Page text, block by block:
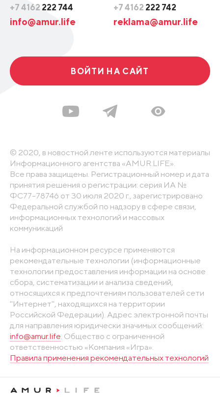
+7 4162 222 744
info@amur.life
+7 4162 222 742
reklama@amur.life
ВОЙТИ НА САЙТ
© 2020, в новостной ленте используются материалы
Информационного агентства «AMUR.LIFE».
Все права защищены. Регистрационный номер и дата
принятия решения о регистрации: серия ИА №
ФС77-78746 от 30 июля 2020 г., зарегистрировано
Федеральной службой по надзору в сфере связи,
информационных технологий и массовых
коммуникаций
На информационном ресурсе применяются
рекомендательные технологии (информационные
технологии предоставления информации на основе
сбора, систематизации и анализа сведений,
относящихся к предпочтениям пользователей сети
"Интернет", находящихся на территории
Российской Федерации). Адрес электронной почты
для направления юридически значимых сообщений:
info@amur.life . Общество с ограниченной
ответственностью «Компания «Игра».
Правила применения рекомендательных технологий